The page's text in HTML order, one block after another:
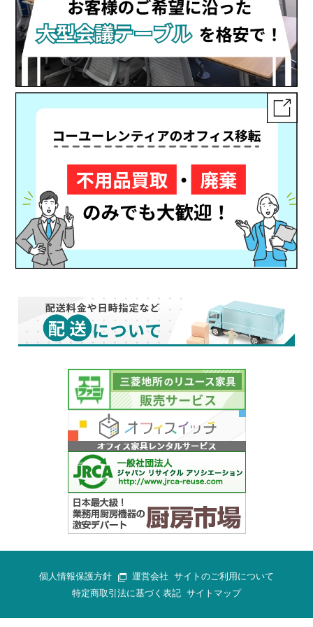
個人情報保護方針 運営会社 サイトのご利用について
特定商取引法に基づく表記 サイトマップ